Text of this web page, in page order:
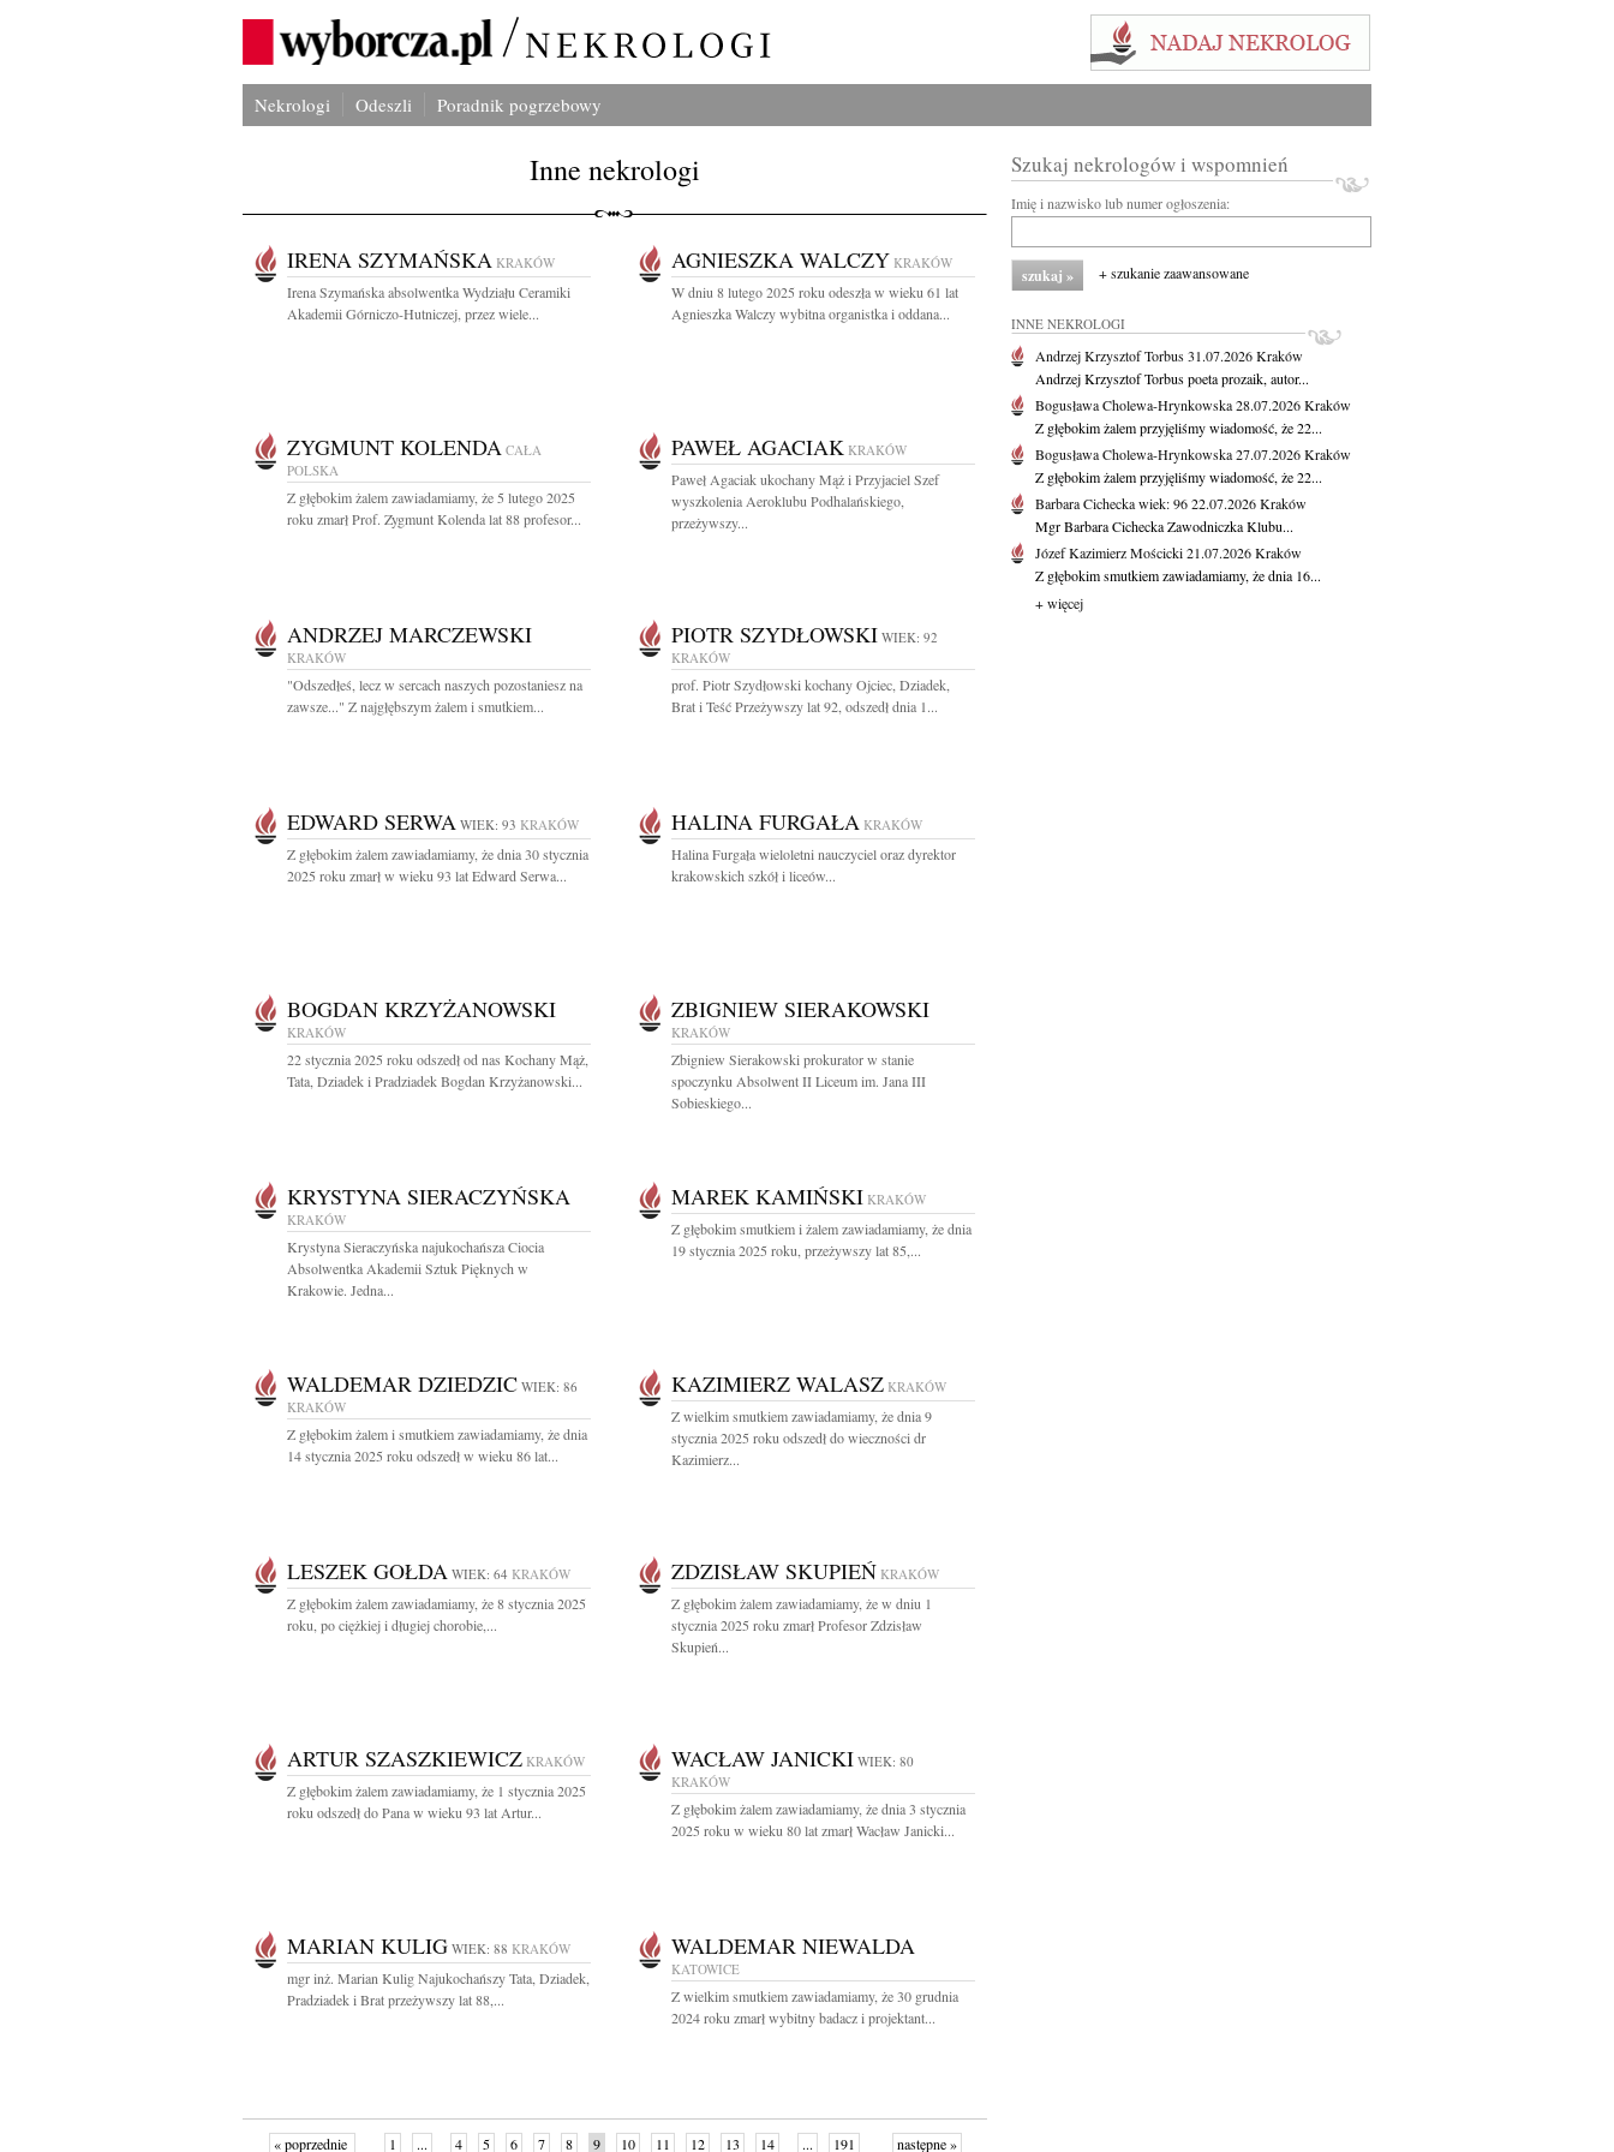
Nekrologi Odeszli Poradnik pogrzebowy
Inne nekrologi
IRENA SZYMAŃSKA KRAKÓW
Irena Szymańska absolwentka Wydziału Ceramiki
Akademii Górniczo-Hutniczej, przez wiele...
AGNIESZKA WALCZY KRAKÓW
W dniu 8 lutego 2025 roku odeszła w wieku 61 lat
Agnieszka Walczy wybitna organistka i oddana...
ZYGMUNT KOLENDA CAŁA
POLSKA
Z głębokim żalem zawiadamiamy, że 5 lutego 2025
roku zmarł Prof. Zygmunt Kolenda lat 88 profesor...
PAWEŁ AGACIAK KRAKÓW
Paweł Agaciak ukochany Mąż i Przyjaciel Szef
wyszkolenia Aeroklubu Podhalańskiego,
przeżywszy...
ANDRZEJ MARCZEWSKI
KRAKÓW
"Odszedłeś, lecz w sercach naszych pozostaniesz na
zawsze..." Z najgłębszym żalem i smutkiem...
PIOTR SZYDŁOWSKI WIEK: 92
KRAKÓW
prof. Piotr Szydłowski kochany Ojciec, Dziadek,
Brat i Teść Przeżywszy lat 92, odszedł dnia 1...
EDWARD SERWA WIEK: 93 KRAKÓW
Z głębokim żalem zawiadamiamy, że dnia 30 stycznia
2025 roku zmarł w wieku 93 lat Edward Serwa...
HALINA FURGAŁA KRAKÓW
Halina Furgała wieloletni nauczyciel oraz dyrektor
krakowskich szkół i liceów...
BOGDAN KRZYŻANOWSKI
KRAKÓW
22 stycznia 2025 roku odszedł od nas Kochany Mąż,
Tata, Dziadek i Pradziadek Bogdan Krzyżanowski...
ZBIGNIEW SIERAKOWSKI
KRAKÓW
Zbigniew Sierakowski prokurator w stanie
spoczynku Absolwent II Liceum im. Jana III
Sobieskiego...
KRYSTYNA SIERACZYŃSKA
KRAKÓW
Krystyna Sieraczyńska najukochańsza Ciocia
Absolwentka Akademii Sztuk Pięknych w
Krakowie. Jedna...
MAREK KAMIŃSKI KRAKÓW
Z głębokim smutkiem i żalem zawiadamiamy, że dnia
19 stycznia 2025 roku, przeżywszy lat 85,...
WALDEMAR DZIEDZIC WIEK: 86
KRAKÓW
Z głębokim żalem i smutkiem zawiadamiamy, że dnia
14 stycznia 2025 roku odszedł w wieku 86 lat...
KAZIMIERZ WALASZ KRAKÓW
Z wielkim smutkiem zawiadamiamy, że dnia 9
stycznia 2025 roku odszedł do wieczności dr
Kazimierz...
LESZEK GOŁDA WIEK: 64 KRAKÓW
Z głębokim żalem zawiadamiamy, że 8 stycznia 2025
roku, po ciężkiej i długiej chorobie,...
ZDZISŁAW SKUPIEŃ KRAKÓW
Z głębokim żalem zawiadamiamy, że w dniu 1
stycznia 2025 roku zmarł Profesor Zdzisław
Skupień...
ARTUR SZASZKIEWICZ KRAKÓW
Z głębokim żalem zawiadamiamy, że 1 stycznia 2025
roku odszedł do Pana w wieku 93 lat Artur...
WACŁAW JANICKI WIEK: 80
KRAKÓW
Z głębokim żalem zawiadamiamy, że dnia 3 stycznia
2025 roku w wieku 80 lat zmarł Wacław Janicki...
MARIAN KULIG WIEK: 88 KRAKÓW
mgr inż. Marian Kulig Najukochańszy Tata, Dziadek,
Pradziadek i Brat przeżywszy lat 88,...
WALDEMAR NIEWALDA
KATOWICE
Z wielkim smutkiem zawiadamiamy, że 30 grudnia
2024 roku zmarł wybitny badacz i projektant...
« poprzednie 1 ... 4 5 6 7 8 9 10 11 12 13 14 ... 191 następne »
Szukaj nekrologów i wspomnień
Imię i nazwisko lub numer ogłoszenia:
+ szukanie zaawansowane
INNE NEKROLOGI
Andrzej Krzysztof Torbus31.07.2026Kraków
Andrzej Krzysztof Torbus poeta prozaik, autor...
Bogusława Cholewa-Hrynkowska28.07.2026Kraków
Z głębokim żalem przyjęliśmy wiadomość, że 22...
Bogusława Cholewa-Hrynkowska27.07.2026Kraków
Z głębokim żalem przyjęliśmy wiadomość, że 22...
Barbara Cicheckawiek: 9622.07.2026Kraków
Mgr Barbara Cichecka Zawodniczka Klubu...
Józef Kazimierz Mościcki21.07.2026Kraków
Z głębokim smutkiem zawiadamiamy, że dnia 16...
+ więcej